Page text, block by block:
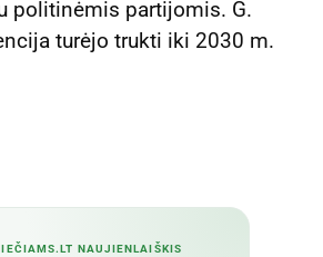
politinėmis partijomis. G.
turėjo trukti iki 2030 m.
NAUJIENLAIŠKIS